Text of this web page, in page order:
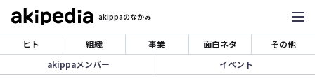
akippaのなかみ
ヒト 組織 事業 面白ネタ
その他
akippaメンバー
イベント